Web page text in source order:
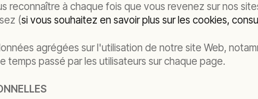
reconnaître à chaque fois que vous revenez sur nos
(si vous souhaitez en savoir plus sur les cookies,
agrégées sur l'utilisation de notre site Web,
temps passé par les utilisateurs sur chaque page.